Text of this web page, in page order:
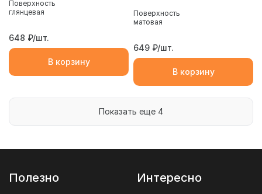
Поверхность
глянцевая
648 ₽/шт.
В корзину
Поверхность
матовая
649 ₽/шт.
В корзину
Показать еще 4
Полезно Интересно